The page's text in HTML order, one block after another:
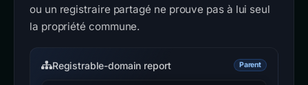
ou un registraire partagé ne prouve pas à lui seul
la propriété commune.
Registrable-domain report Parent